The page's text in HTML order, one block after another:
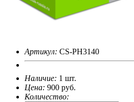
Артикул: CS-PH3140
Наличие: 1 шт.
Цена: 900 руб.
Количество: